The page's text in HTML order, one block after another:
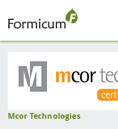
Mcor Technologies